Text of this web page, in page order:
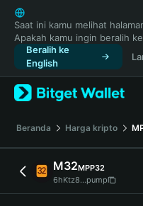
English
日本語
Tiếng Việt
Русский
Español (Latinoamérica)
Türkçe
Français
Deutsch
简体中文
繁體中文
Português (Portugal)
Saat ini kamu melihat
Apakah kamu ingin beralih ke
Beralih ke
English
Beranda Harga kripto
M32MPP32
6hKtz8...pump